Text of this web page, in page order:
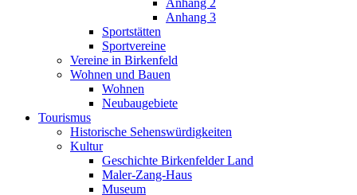
Anhang 2
Anhang 3
Sportstätten
Sportvereine
Vereine in Birkenfeld
Wohnen und Bauen
Wohnen
Neubaugebiete
Tourismus
Historische Sehenswürdigkeiten
Kultur
Geschichte Birkenfelder Land
Maler-Zang-Haus
Museum